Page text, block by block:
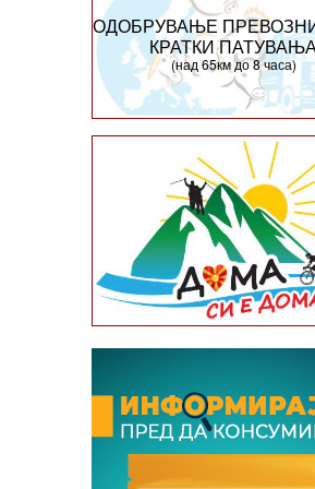
ОДОБРУВАЊЕ
КРАТКИ
(над 65км до 8 часа)